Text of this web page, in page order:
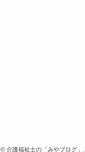
©介護福祉士の「みやブログ」.